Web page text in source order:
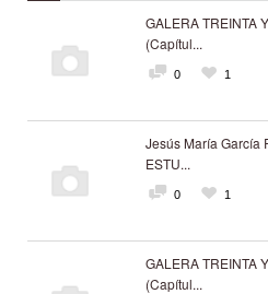
GALERA TREINTA
(Capítul...
0 1
Jesús María García
ESTU...
0 1
GALERA TREINTA
(Capítul...